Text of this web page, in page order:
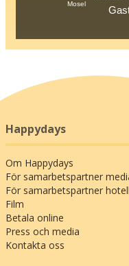
Mosel
Happydays
Om Happydays
För samarbetspartner
För samarbetspartner hotell
Film
Betala online
Press och media
Kontakta oss